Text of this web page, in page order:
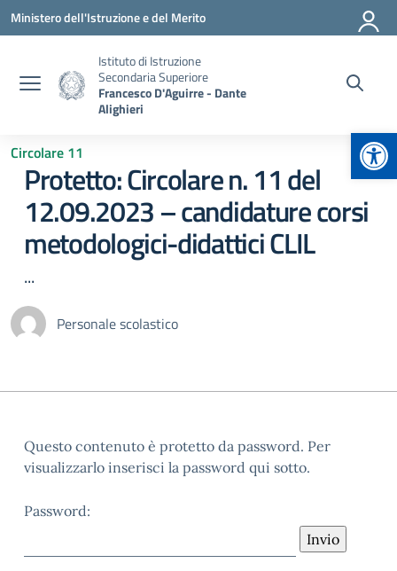
Vai ai contenuti
Vai al menu di navigazione
Vai al footer
Ministero dell'Istruzione e del Merito
Istituto di Istruzione
Secondaria Superiore
Francesco D'Aguirre - Dante
Alighieri
Circolare 11
Protetto: Circolare n. 11 del
12.09.2023 – candidature corsi
metodologici-didattici CLIL
...
Personale scolastico
Questo contenuto è protetto da password. Per
visualizzarlo inserisci la password qui sotto.
Password: